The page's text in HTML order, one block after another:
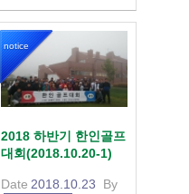
notice
2018 하반기 한인골프
대회(2018.10.20-1)
Date 2018.10.23
By